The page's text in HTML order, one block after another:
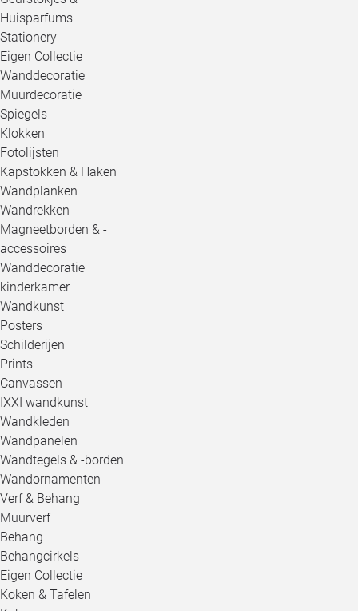
Huisparfums
Stationery
Eigen Collectie
Wanddecoratie
Muurdecoratie
Spiegels
Klokken
Fotolijsten
Kapstokken & Haken
Wandplanken
Wandrekken
Magneetborden & -
accessoires
Wanddecoratie
kinderkamer
Wandkunst
Posters
Schilderijen
Prints
Canvassen
IXXI wandkunst
Wandkleden
Wandpanelen
Wandtegels & -borden
Wandornamenten
Verf & Behang
Muurverf
Behang
Behangcirkels
Eigen Collectie
Koken & Tafelen